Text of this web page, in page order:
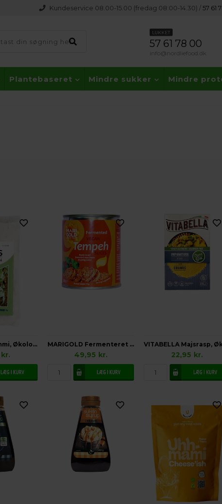
Kundeservice 08.00-15.00 (fredag 08:00-14.30) / 57 61
LUKKET
57 61 78 00
info@nordliefood.dk
Plantebaseret Mindre sukker Mindre
TJOIS Guargummi, Økologisk Vegansk Glutenfri
kr.
MARIGOLD Fermenteret Tempeh i Skiver, Vegansk Glutenfri
49,95 kr. 22,95 kr.